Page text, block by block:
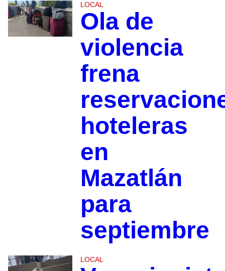
LOCAL
Ola de
violencia
frena
hoteleras
en
Mazatlán
para
septiembre
LOCAL